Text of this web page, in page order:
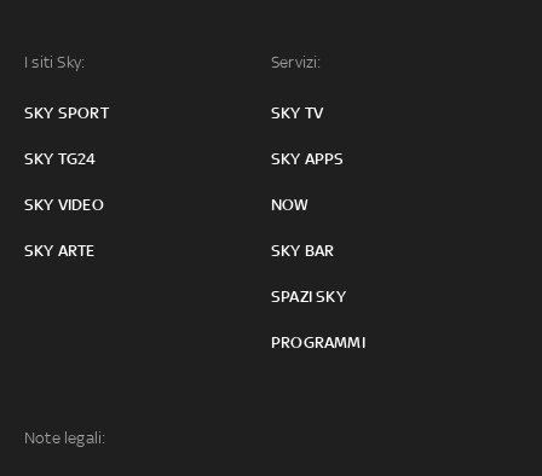
I siti Sky:
SKY SPORT
SKY TG24
SKY VIDEO
SKY ARTE
Servizi:
SKY TV
SKY APPS
NOW
SKY BAR
SPAZI SKY
PROGRAMMI
Note legali: